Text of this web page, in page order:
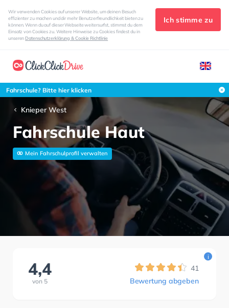
Wir verwenden Cookies auf unserer Website, um deinen Besuch
effizienter zu machen und dir mehr Benutzerfreundlichkeit bieten zu
können. Wenn du auf dieser Webseite weitersurfst, stimmst du dem
Einsatz von Cookies zu. Weitere Hinweise zu Cookies findest du in
unserenDatenschutzerklärung & Cookie Richtlinie
Ich stimme zu
Fahrschule? Bitte hier klicken
Knieper West
Fahrschule Haut
Mein Fahrschulprofil verwalten
4,4
von 5
41
Bewertung abgeben
i